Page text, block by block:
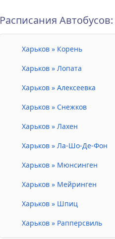
Расписания Автобусов:
Харьков » Корень
Харьков » Лопата
Харьков » Алексеевка
Харьков » Снежков
Харьков » Лахен
Харьков » Ла-Шо-Де-Фон
Харьков » Мюнсинген
Харьков » Мейринген
Харьков » Шпиц
Харьков » Рапперсвиль